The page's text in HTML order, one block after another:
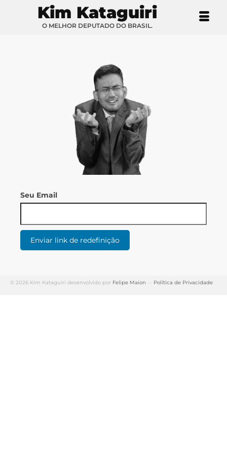
Kim Kataguiri
O MELHOR DEPUTADO DO BRASIL.
Seu Email
© 2026 Kim Kataguiri desenvolvido por Felipe Maion ··· Política de Privacidade